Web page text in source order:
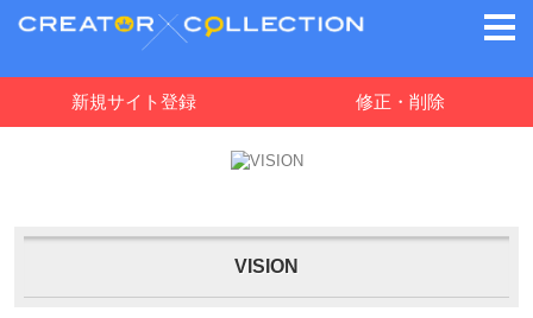
新規サイト登録 修正・削除
VISION